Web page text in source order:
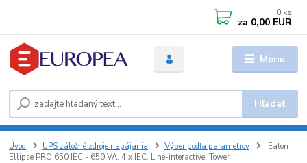
Menu
Hľadať
0 ks
za 0,00 EUR
Úvod UPS záložné zdroje napájania Výber podľa parametrov
Eaton
Ellipse PRO 650 IEC - 650 VA, 4 x IEC, Line-interactive, Tower